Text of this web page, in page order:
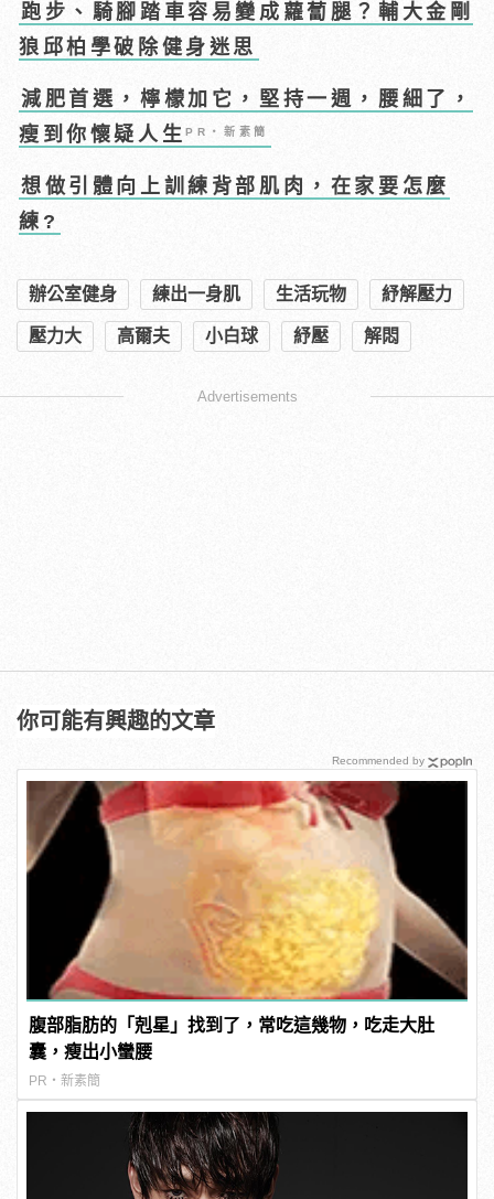
跑步、騎腳踏車容易變成蘿蔔腿？輔大金剛
狼邱柏學破除健身迷思
減肥首選，檸檬加它，堅持一週，腰細了，
瘦到你懷疑人生PR・新素簡
想做引體向上訓練背部肌肉，在家要怎麼
練?
辦公室健身 練出一身肌 生活玩物 紓解壓力
壓力大 高爾夫 小白球 紓壓 解悶
Advertisements
你可能有興趣的文章
腹部脂肪的「剋星」找到了，常吃這幾物，吃走大肚
囊，瘦出小蠻腰
PR・新素簡
Recommended by